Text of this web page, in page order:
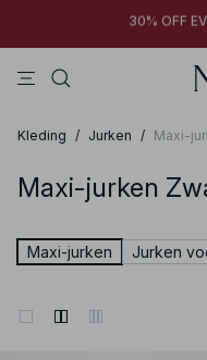
30% OFF
Kleding / Jurken / Maxi-
Maxi-jurken
Maxi-jurken Jurken